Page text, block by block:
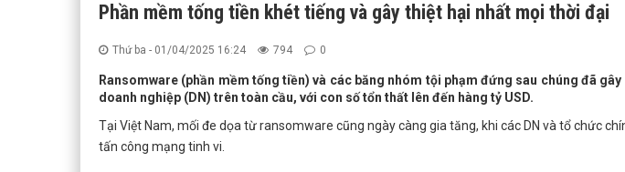
Phần mềm tống tiền khét tiếng và gây thiệt hại nhất mọi thời đại
Thứ ba - 01/04/2025 16:24 794 0
Ransomware (phần mềm tống tiền) và các băng nhóm tội phạm đứng sau chúng đã
doanh nghiệp (DN) trên toàn cầu, với con số tổn thất lên đến hàng tỷ USD.
Tại Việt Nam, mối đe dọa từ ransomware cũng ngày càng gia tăng, khi các DN và tổ chức
tấn công mạng tinh vi.